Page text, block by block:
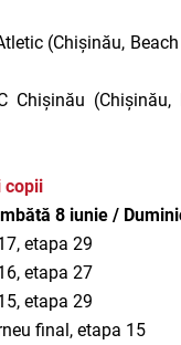
(Chișinău,
Chișinău (Chișinău,
copii
8 iunie /
etapa 29
etapa 27
etapa 29
final, etapa 15